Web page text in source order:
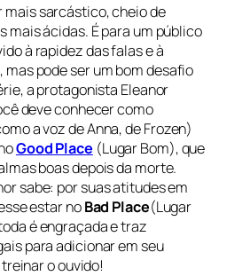
mais sarcástico, cheio de
mais ácidas. É para um público
à rapidez das falas e à
mas pode ser um bom desafio
a protagonista Eleanor
deve conhecer como
a voz de Anna, deFrozen)
Good Place (Lugar Bom), que
boas depois da morte.
sabe: por suas atitudes em
estar noBad Place(Lugar
é engraçada e traz
para adicionar em seu
o ouvido!